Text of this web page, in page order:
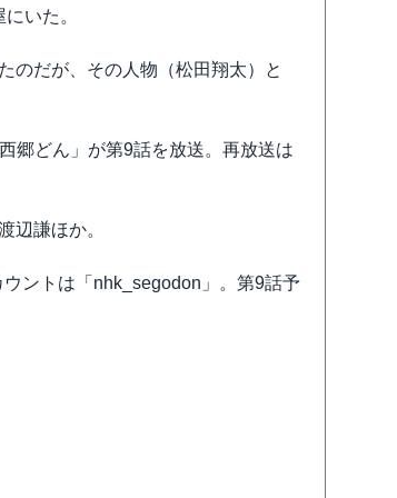
いた。
のだが、その人物（松田翔太）と
郷どん」が第9話を放送。再放送は
辺謙ほか。
ントは「nhk_segodon」。第9話予